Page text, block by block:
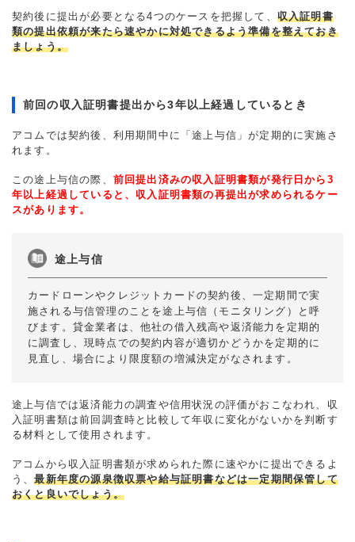
契約後に提出が必要となる4つのケースを把握して、 収入証明書
類の提出依頼が来たら速やかに対処できるよう準備を整えておき
ましょう。
前回の収入証明書提出から3年以上経過しているとき
アコムでは契約後、利用期間中に「途上与信」が定期的に実施さ
れます。
この途上与信の際、 前回提出済みの収入証明書類が発行日から3
年以上経過していると、収入証明書類の再提出が求められるケー
スがあります。
途上与信
カードローンやクレジットカードの契約後、一定期間で実
施される与信管理のことを途上与信（モニタリング）と呼
びます。貸金業者は、他社の借入残高や返済能力を定期的
に調査し、現時点での契約内容が適切かどうかを定期的に
見直し、場合により限度額の増減決定がなされます。
途上与信では返済能力の調査や信用状況の評価がおこなわれ、収
入証明書類は前回調査時と比較して年収に変化がないかを判断す
る材料として使用されます。
アコムから収入証明書類が求められた際に速やかに提出できるよ
う、最新年度の源泉徴収票や給与証明書などは一定期間保管して
おくと良いでしょう。